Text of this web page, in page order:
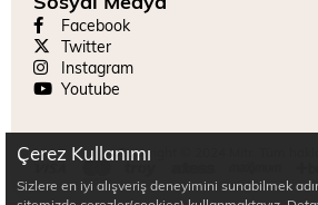
Facebook
Twitter
Instagram
Youtube
Copyright © 2024 Mitr. Tüm
Çerez Kullanımı
Sizlere en iyi alışveriş deneyimini sunabilmek